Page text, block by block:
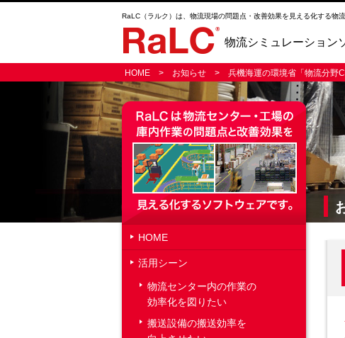
RaLC（ラルク）は、物流現場の問題点・改善効果を見える化する物
物流シミュレーション
HOME > お知らせ > 兵機海運の環境省「物流分野
HOME
活用シーン
物流センター内の作業の
効率化を図りたい
搬送設備の搬送効率を